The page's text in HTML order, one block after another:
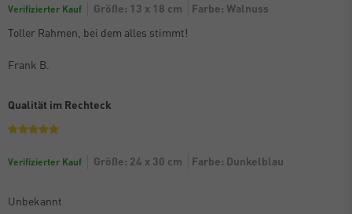
Verifizierter Kauf Größe: 13 x 18 cm
Farbe: Walnuss
Toller Rahmen, bei dem alles stimmt!
Frank B.
Qualität im Rechteck
Verifizierter Kauf Größe: 24 x 30 cm Farbe: Dunkelblau
Unbekannt